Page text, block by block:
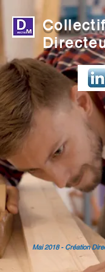
Mai 2018 - Création